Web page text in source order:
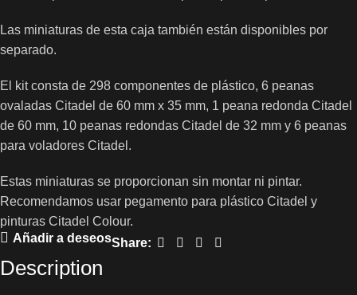
Las miniaturas de esta caja también están disponibles por
separado.
El kit consta de 298 componentes de plástico, 6 peanas
ovaladas Citadel de 60 mm x 35 mm, 1 peana redonda Citadel
de 60 mm, 10 peanas redondas Citadel de 32 mm y 6 peanas
para voladores Citadel.
Estas miniaturas se proporcionan sin montar ni pintar.
Recomendamos usar pegamento para plástico Citadel y
pinturas Citadel Colour.
Añadir a deseosShare:
Description